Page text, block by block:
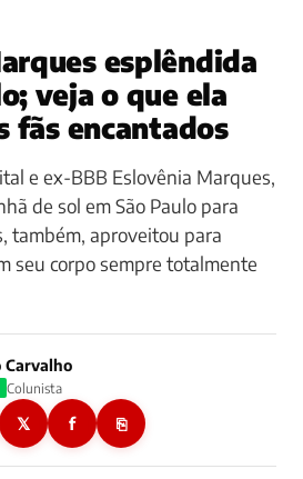
esplêndida
veja o que ela
fãs encantados
e ex-BBB Eslovênia Marques,
de sol em São Paulo para
também, aproveitou para
seu corpo sempre totalmente
Carvalho
Colunista
𝕏 f ⎘